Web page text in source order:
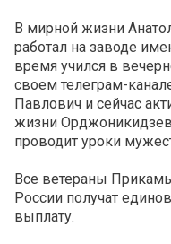
В мирной жизни
работал на заводе
время учился в
своем телеграм-
Павлович и сейчас
жизни
проводит уроки
Все ветераны
России получат
выплату.